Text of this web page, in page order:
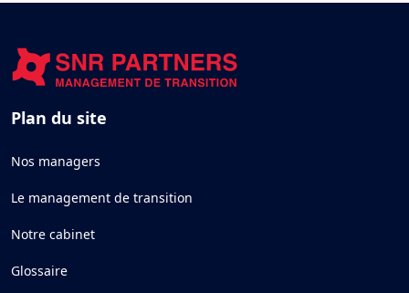
Plan du site
Nos managers
Le management de transition
Notre cabinet
Glossaire